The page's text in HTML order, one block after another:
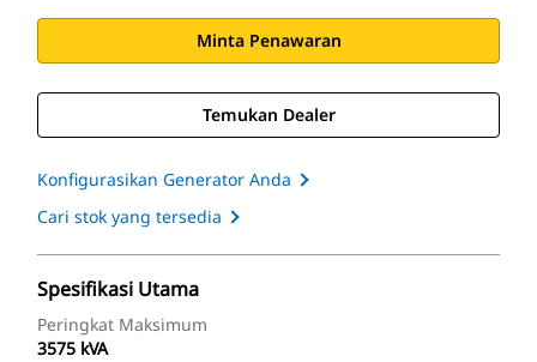
Minta Penawaran
Temukan Dealer
Konfigurasikan Generator Anda
Cari stok yang tersedia
Spesifikasi Utama
Peringkat Maksimum
3575 kVA